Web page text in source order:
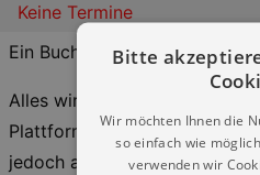
Keine Termine
Ein Buch wie das Internet,
Alles wird bewertet. Von
Plattformen. Dem Großteil
jedoch an Fachwissen,
Bitte
Wir möchten Ihnen die
so einfach wie
verwenden wir